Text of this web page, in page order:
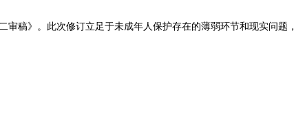
稿》。此次修订立足于未成年人保护存在的薄弱环节和现实问题，